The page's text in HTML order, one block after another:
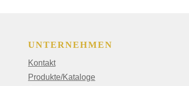
UNTERNEHMEN
Kontakt
Produkte/Kataloge